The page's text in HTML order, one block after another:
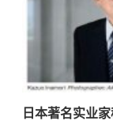
日本著名实业